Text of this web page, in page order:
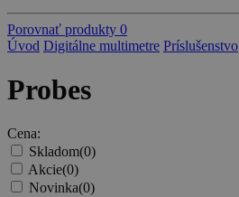
Porovnať produkty 0
Úvod Digitálne multimetre Príslušenstvo
Probes
Cena:
Skladom(0)
Akcie(0)
Novinka(0)